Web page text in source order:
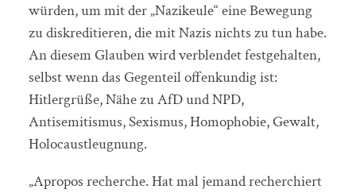
würden, um mit der „Nazikeule“ eine Bewegung
zu diskreditieren, die mit Nazis nichts zu tun habe.
An diesem Glauben wird verblendet festgehalten,
selbst wenn das Gegenteil offenkundig ist:
Hitlergrüße, Nähe zu AfD und NPD,
Antisemitismus, Sexismus, Homophobie, Gewalt,
Holocaustleugnung.
„Apropos recherche. Hat mal jemand recherchiert